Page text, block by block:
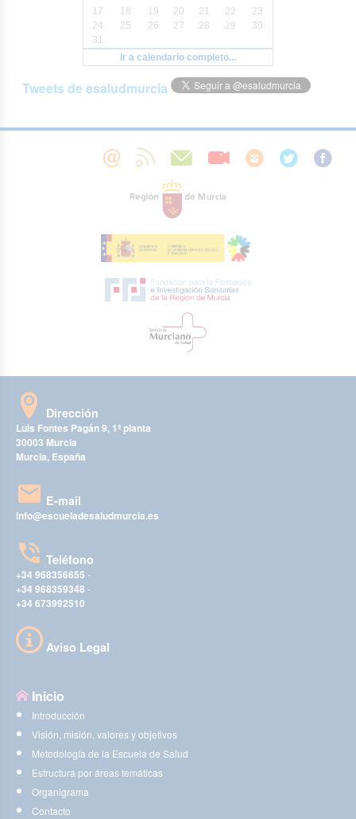
17
18 19 20 21 22
23
24
25 26 27 28 29
30
31
Ir a calendario completo...
Tweets de esaludmurcia
Dirección
Luis Fontes Pagán 9, 1ª planta
30003 Murcia
Murcia, España
E-mail
info@escueladesaludmurcia.es
Teléfono
+34 968356655 -
+34 968359348 -
+34 673992510
Aviso Legal
Inicio
Introducción
Visión, misión, valores y objetivos
Metodología de la Escuela de Salud
Estructura por áreas temáticas
Organigrama
Contacto